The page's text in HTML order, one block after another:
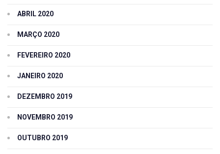
ABRIL 2020
MARÇO 2020
FEVEREIRO 2020
JANEIRO 2020
DEZEMBRO 2019
NOVEMBRO 2019
OUTUBRO 2019